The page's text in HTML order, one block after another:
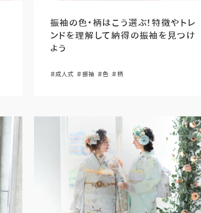
振袖の色・柄はこう選ぶ！特徴やトレ
ンドを理解して納得の振袖を見つけ
よう
＃成人式 ＃振袖 ＃色 ＃柄